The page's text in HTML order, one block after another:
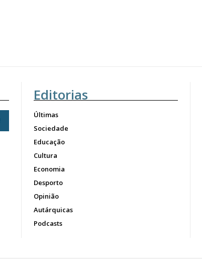
Editorias
Últimas
Sociedade
Educação
Cultura
Economia
Desporto
Opinião
Autárquicas
Podcasts